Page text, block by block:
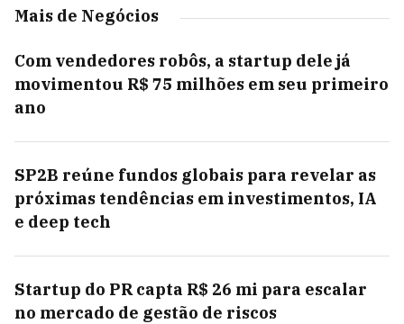
Mais de Negócios
Com vendedores robôs, a startup dele já
movimentou R$ 75 milhões em seu primeiro
ano
SP2B reúne fundos globais para revelar as
próximas tendências em investimentos, IA
e deep tech
Startup do PR capta R$ 26 mi para escalar
no mercado de gestão de riscos